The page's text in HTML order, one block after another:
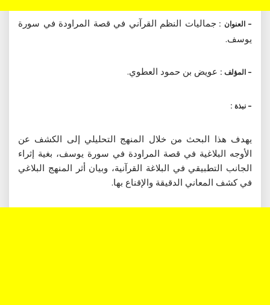
– العنوان :جماليات النظم القرآني في قصة المراودة في سورة
يوسف.
– المؤلف : عويض بن حمود العطوي.
– نبذة :
يهدف هذا البحث من خلال المنهج التحليلي إلى الكشف عن
الأوجه البلاغية في قصة المراودة في سورة يوسف، بغية إثراء
الجانب التطبيقي في البلاغة القرآنية، وبيان أثر المنهج البلاغي
في كشف المعاني الدقيقة والإقناع بها.